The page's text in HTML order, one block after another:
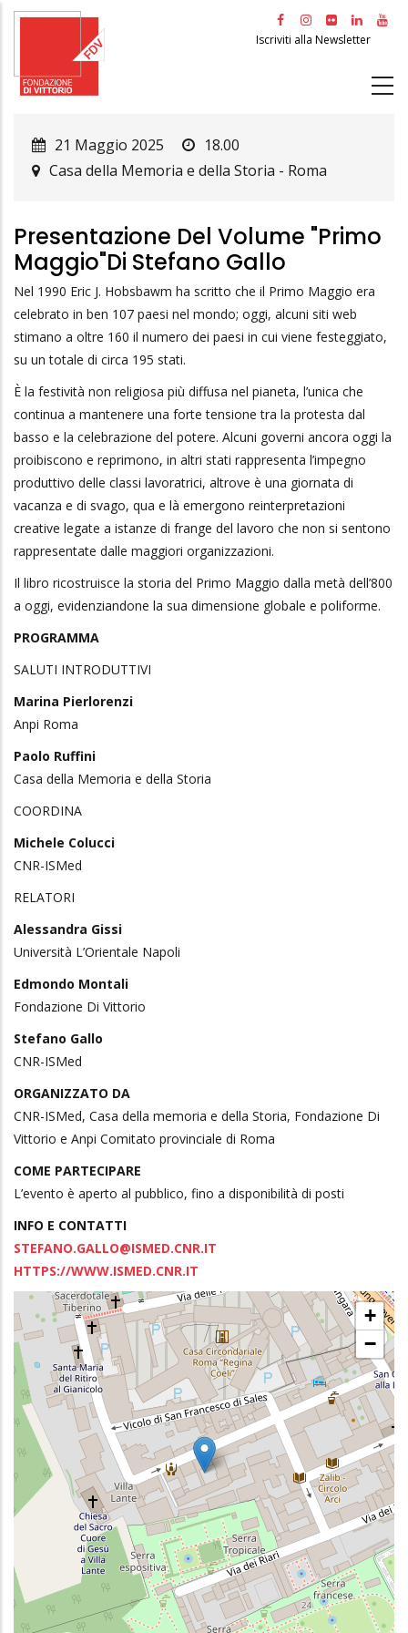
Salta
principale
Iscriviti alla Newsletter
21 Maggio 2025
18.00
Casa della Memoria e della Storia - Roma
Presentazione Del Volume "Primo
Maggio"di Stefano Gallo
Nel 1990 Eric J. Hobsbawm ha scritto che il Primo Maggio era
celebrato in ben 107 paesi nel mondo; oggi, alcuni siti web
stimano a oltre 160 il numero dei paesi in cui viene festeggiato,
su un totale di circa 195 stati.
È la festività non religiosa più diffusa nel pianeta, l’unica che
continua a mantenere una forte tensione tra la protesta dal
basso e la celebrazione del potere. Alcuni governi ancora oggi la
proibiscono e reprimono, in altri stati rappresenta l’impegno
produttivo delle classi lavoratrici, altrove è una giornata di
vacanza e di svago, qua e là emergono reinterpretazioni
creative legate a istanze di frange del lavoro che non si sentono
rappresentate dalle maggiori organizzazioni.
Il libro ricostruisce la storia del Primo Maggio dalla metà dell’800
a oggi, evidenziandone la sua dimensione globale e poliforme.
PROGRAMMA
SALUTI INTRODUTTIVI
Marina Pierlorenzi
Anpi Roma
Paolo Ruffini
Casa della Memoria e della Storia
COORDINA
Michele Colucci
CNR-ISMed
RELATORI
Alessandra Gissi
Università L’Orientale Napoli
Edmondo Montali
Fondazione Di Vittorio
Stefano Gallo
CNR-ISMed
ORGANIZZATO DA
CNR-ISMed, Casa della memoria e della Storia, Fondazione Di
Vittorio e Anpi Comitato provinciale di Roma
COME PARTECIPARE
L’evento è aperto al pubblico, fino a disponibilità di posti
INFO E CONTATTI
STEFANO.GALLO@ISMED.CNR.IT
HTTPS://WWW.ISMED.CNR.IT
+
−